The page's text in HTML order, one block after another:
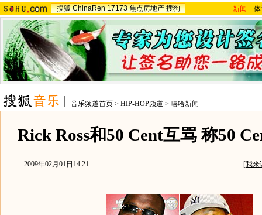
搜狐 ChinaRen 17173 焦点房地产 搜狗 新闻 -
音乐频道首页 > HIP-HOP频道 > 嘻哈新闻
Rick Ross和50 Cent互骂 称50
2009年02月01日14:21 [我来